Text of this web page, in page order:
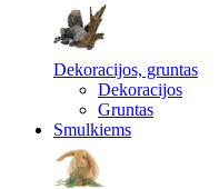
Dekoracijos, gruntas
Dekoracijos
Gruntas
Smulkiems